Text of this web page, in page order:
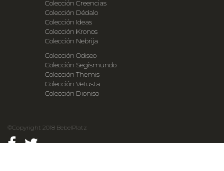
Colección Creencias
Colección Dédalo
Colección Ideas
Colección Kronos
Colección Nebrija
Colección Odiseo
Colección Segismundo
Colección Themis
Colección Vetusta
Colección Dioniso
©Copyright 2018 BebelPlatz